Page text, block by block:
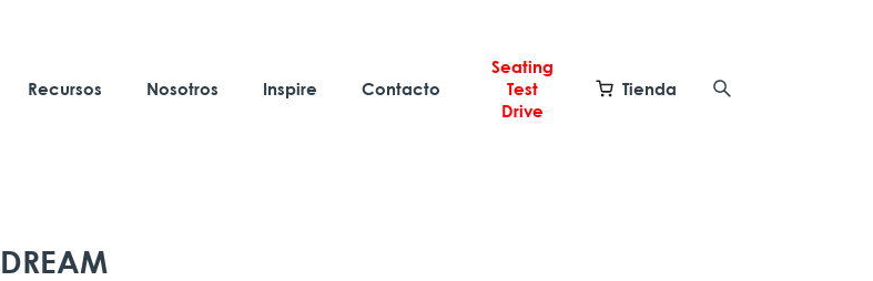
Recursos Nosotros Inspire Contacto
Seating
Test
Drive
Tienda
DREAM